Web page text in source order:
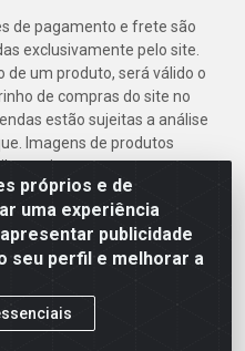
próprios e de
uma experiência
publicidade
seu perfil e melhorar a
de pagamento e frete são
exclusivamente pelo site.
de um produto, será válido o
de compras do site no
estão sujeitas a análise
Imagens de produtos
de Construção em Geral
Recife/PE - CEP
0001-